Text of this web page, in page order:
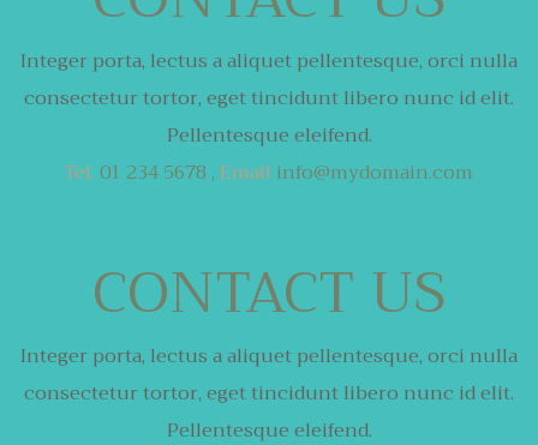
Integer porta, lectus a aliquet pellentesque,orci nulla
consectetur tortor,eget tincidunt libero nunc id elit.
Pellentesque eleifend.
Tel.01 234 5678 , Email info@mydomain.com
CONTACT US
Integer porta, lectus a aliquet pellentesque,orci nulla
consectetur tortor,eget tincidunt libero nunc id elit.
Pellentesque eleifend.